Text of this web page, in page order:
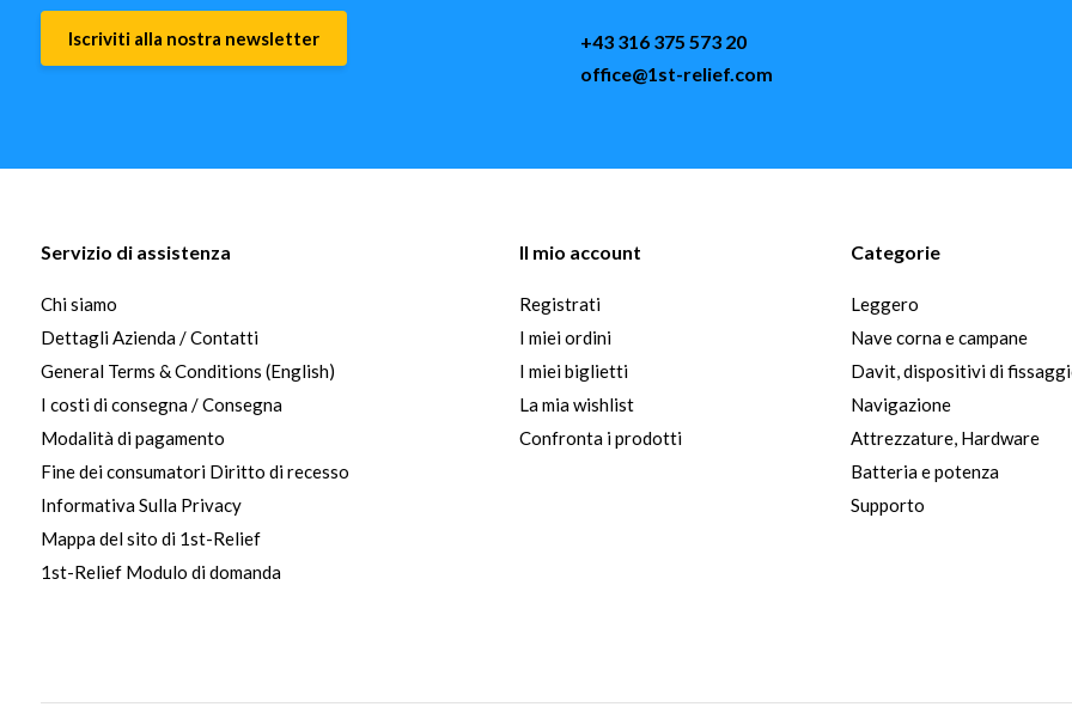
Iscriviti alla nostra newsletter
+43 316 375 573 20
office@1st-relief.com
Servizio di assistenza
Chi siamo
Dettagli Azienda / Contatti
General Terms & Conditions (English)
I costi di consegna / Consegna
Modalità di pagamento
Fine dei consumatori Diritto di recesso
Informativa Sulla Privacy
Mappa del sito di 1st-Relief
1st-Relief Modulo di domanda
Il mio account
Registrati
I miei ordini
I miei biglietti
La mia wishlist
Confronta i prodotti
Categorie
Leggero
Nave corna e campane
Davit, dispositivi di
Navigazione
Attrezzature, Hardware
Batteria e potenza
Supporto